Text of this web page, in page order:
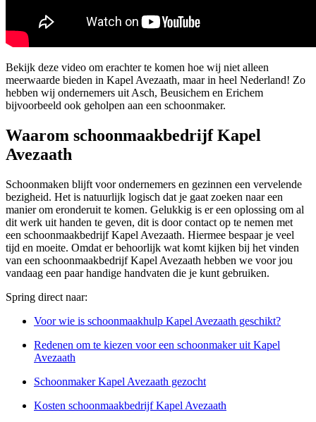
Bekijk deze video om erachter te komen hoe wij niet alleen
meerwaarde bieden in Kapel Avezaath, maar in heel Nederland! Zo
hebben wij ondernemers uit Asch, Beusichem en Erichem
bijvoorbeeld ook geholpen aan een schoonmaker.
Waarom schoonmaakbedrijf Kapel
Avezaath
Schoonmaken blijft voor ondernemers en gezinnen een vervelende
bezigheid. Het is natuurlijk logisch dat je gaat zoeken naar een
manier om eronderuit te komen. Gelukkig is er een oplossing om al
dit werk uit handen te geven, dit is door contact op te nemen met
een schoonmaakbedrijf Kapel Avezaath. Hiermee bespaar je veel
tijd en moeite. Omdat er behoorlijk wat komt kijken bij het vinden
van een schoonmaakbedrijf Kapel Avezaath hebben we voor jou
vandaag een paar handige handvaten die je kunt gebruiken.
Spring direct naar:
Voor wie is schoonmaakhulp Kapel Avezaath geschikt?
Redenen om te kiezen voor een schoonmaker uit Kapel
Avezaath
Schoonmaker Kapel Avezaath gezocht
Kosten schoonmaakbedrijf Kapel Avezaath